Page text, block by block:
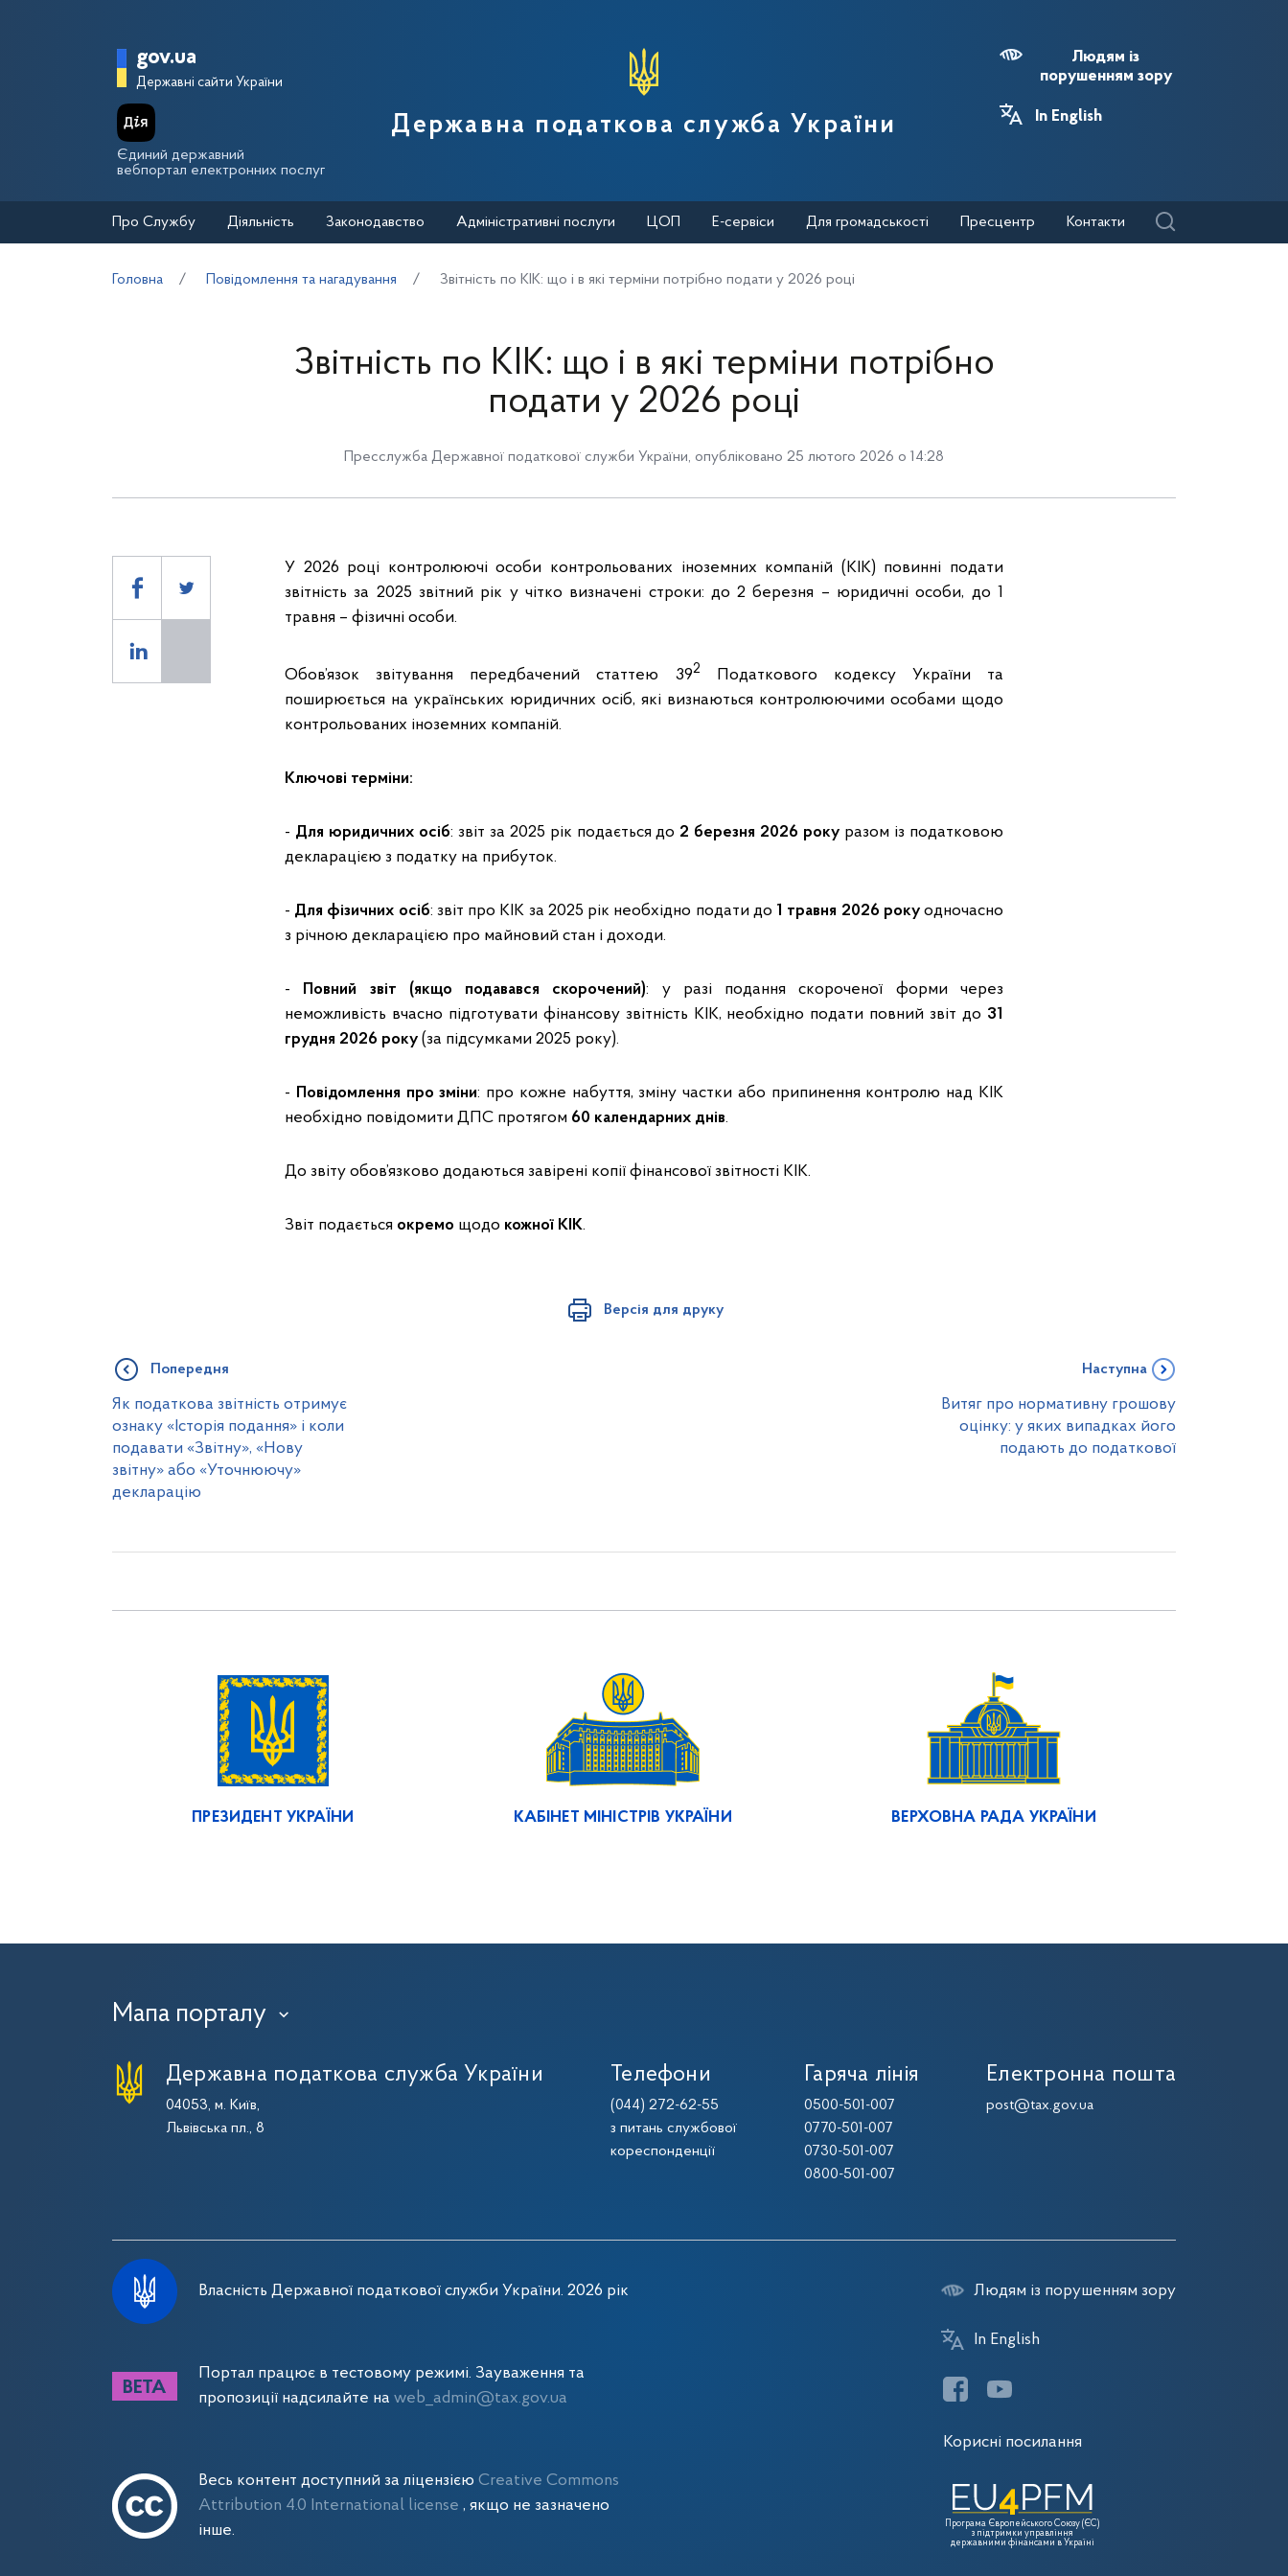
Головна сторінка Державної податкової служби України
gov.ua
Державні сайти України
Єдиний державний
вебпортал електронних послуг
Державна податкова служба України
Людям із
порушенням зору
In English
Про Службу Діяльність Законодавство Адміністративні послуги ЦОП Е-сервіси Для громадськості Пресцентр Контакти
Головна Повідомлення та нагадування Звітність по КІК: що і в які терміни потрібно подати у 2026 році
Звітність по КІК: що і в які терміни потрібно
подати у 2026 році
Пресслужба Державної податкової служби України, опубліковано 25 лютого 2026 о 14:28
У 2026 році контролюючі особи контрольованих іноземних компаній (КІК) повинні подати
звітність за 2025 звітний рік у чітко визначені строки: до 2 березня – юридичні особи, до 1
травня – фізичні особи.
Обов’язок звітування передбачений статтею 392 Податкового кодексу України та
поширюється на українських юридичних осіб, які визнаються контролюючими особами щодо
контрольованих іноземних компаній.
Ключові терміни:
- Для юридичних осіб: звіт за 2025 рік подається до 2 березня 2026 року разом із податковою
декларацією з податку на прибуток.
- Для фізичних осіб: звіт про КІК за 2025 рік необхідно подати до 1 травня 2026 рокуодночасно
з річною декларацією про майновий стан і доходи.
- Повний звіт (якщо подавався скорочений): у разі подання скороченої форми через
неможливість вчасно підготувати фінансову звітність КІК, необхідно подати повний звіт до 31
грудня 2026 року (за підсумками 2025 року).
- Повідомлення про зміни: про кожне набуття, зміну частки або припинення контролю над КІК
необхідно повідомити ДПС протягом 60 календарних днів.
До звіту обов’язково додаються завірені копії фінансової звітності КІК.
Звіт подається окремо щодо кожної КІК.
Версія для друку
Попередня
Як податкова звітність отримує
ознаку «Історія подання» і коли
подавати «Звітну», «Нову
звітну» або «Уточнюючу»
декларацію
Наступна
Витяг про нормативну грошову
оцінку: у яких випадках його
подають до податкової
ПРЕЗИДЕНТ УКРАЇНИ КАБІНЕТ МІНІСТРІВ УКРАЇНИ ВЕРХОВНА РАДА УКРАЇНИ
Мапа порталу ›
Державна податкова служба України
04053, м. Київ,
Львівська пл., 8
Телефони
(044) 272-62-55
з питань службової
кореспонденції
Гаряча лінія
0500-501-007
0770-501-007
0730-501-007
0800-501-007
Електронна пошта
post@tax.gov.ua
Власність Державної податкової служби України. 2026 рік
Портал працює в тестовому режимі. Зауваження та
пропозиції надсилайте на web_admin@tax.gov.ua
Весь контент доступний за ліцензією Creative Commons
Attribution 4.0 International license , якщо не зазначено
інше.
Людям із порушенням зору
In English
Корисні посилання
Програма Європейського Союзу (ЄС)
з підтримки управління
державними фінансами в Україні